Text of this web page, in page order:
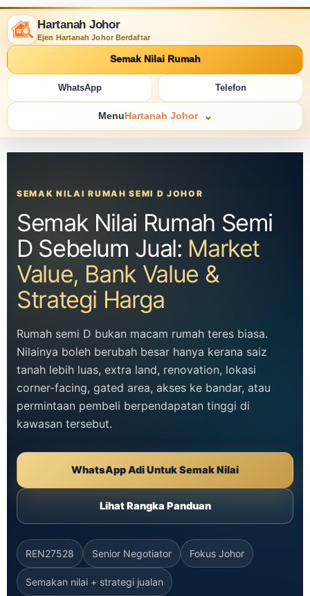
Hartanah Johor
Ejen Hartanah Johor Berdaftar
Semak Nilai Rumah
WhatsApp Telefon
Menu Hartanah Johor
SEMAK NILAI RUMAH SEMI D JOHOR
Semak Nilai Rumah Semi
D Sebelum Jual: Market
Value, Bank Value &
Strategi Harga
Rumah semi D bukan macam rumah teres biasa.
Nilainya boleh berubah besar hanya kerana saiz
tanah lebih luas, extra land, renovation, lokasi
corner-facing, gated area, akses ke bandar, atau
permintaan pembeli berpendapatan tinggi di
kawasan tersebut.
WhatsApp Adi Untuk Semak Nilai
Lihat Rangka Panduan
REN27528 Senior Negotiator Fokus Johor
Semakan nilai + strategi jualan